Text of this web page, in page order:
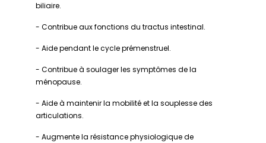
biliaire.
- Contribue aux fonctions du tractus intestinal.
- Aide pendant le cycle prémenstruel.
- Contribue à soulager les symptômes de la
ménopause.
- Aide à maintenir la mobilité et la souplesse des
articulations.
- Augmente la résistance physiologique de